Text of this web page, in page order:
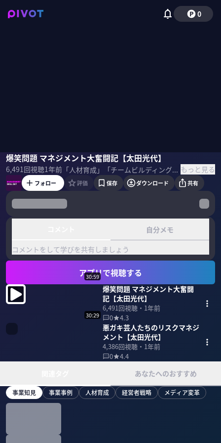
0
爆笑問題 マネジメント大奮闘記【太田光代】
6,491回視聴1年前 「人材育成」「チームビルディング」などマネジメントの在り方に変化が生まれつつある今、新時代のマネジメントに必要なスキルセットをプロフェッショナルから学ぶ。爆笑問題など数々の人気芸人を輩出してきたタイタン・太田光代氏のマネジメント史を紐解きながら哲学を伺う。 ＜ゲスト＞ 太田光代（タイタン代表取締役） X▷ もっと見る
太田光代坡山里帆
フォロー 評価 保存 ダウンロード 共有
自分メモ
コメントをして学びを共有しましょう
アプリで視聴する
30:59
爆笑問題 マネジメント大奮闘
記【太田光代】
6,491回視聴・ 1年前
0
4.3
30:29
悪ガキ芸人たちのリスクマネジ
メント【太田光代】
4,386回視聴・ 1年前
0
4.4
あなたへのおすすめ
事業知見 事業事例 人材育成 経営者戦略 メディア変革